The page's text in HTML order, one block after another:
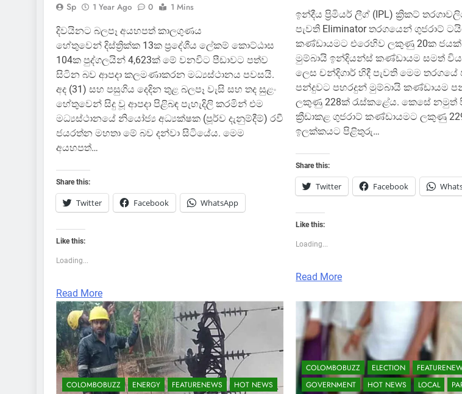
Sp 1 Year Ago 0 1 Mins
දිවයිනට බලපෑ අයහපත් කාලගුණය
හේතුවෙන් දිස්ත්‍රික්ක 13ක ප්‍රදේශීය ලේකම් කොට්ඨාස
104ක පුද්ගලයින් 4,623ක් මේ වනවිට පීඩාවට පත්ව
සිටින බව ආපදා කලමණාකරන මධ්‍යස්ථානය පවසයි.
අද (31) සහ පසුගිය දෙදින තුළ බලපෑ වැසි සහ තද සුළං
හේතුවෙන් සිදු වූ ආපදා පිළිබඳ පැහැදිලි කරමින් එම
මධ්‍යස්ථානයේ නියෝජ්‍ය අධ්‍යක්ෂක (පූර්ව දැනුම්දීම්) රවී
ජයරත්න මහතා මේ බව දන්වා සිටියේය. මෙම
අයහපත්…
Share this:
Twitter Facebook WhatsApp
Like this:
Loading...
Read More
ඉන්දීය ප්‍රිමියර් ලීග් (IPL) ක්‍රිකට්
පැවති Eliminator තරගයෙන් ගුජරාට්
කණ්ඩායමට එරෙහිව ලකුණු 20ක ජයක්
මුම්බායි ඉන්දියන්ස් කණ්ඩායම සමත් විය.
ලෙස චන්දිගාර් හිදී පැවති මෙම තරගයේ
පන්දුවට පහරදුන් මුම්බායි කණ්ඩායම
ලකුණු 228ක් රැස්කළේය. කෙසේ නමුත්
ක්‍රීඩාකළ ගුජරාට් කණ්ඩායමට ලකුණු
ඉලක්කයට පිළිතුරු…
Share this:
Twitter Facebook
Like this:
Loading...
Read More
COLOMBOBUZZ ENERGY FEATURENEWS
HOT NEWS
COLOMBOBUZZ ELECTION
GOVERNMENT
HOT NEWS LOCAL